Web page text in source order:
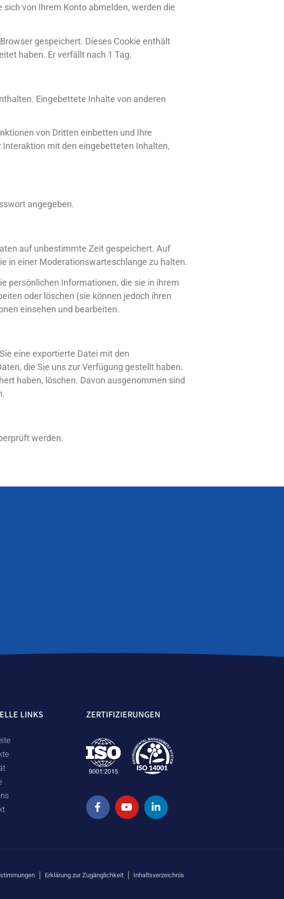
sich von Ihrem Konto abmelden, werden die
gespeichert. Dieses Cookie enthält
haben. Er verfällt nach 1 Tag.
Eingebettete Inhalte von anderen
von Dritten einbetten und Ihre
mit den eingebetteten Inhalten,
angegeben.
auf unbestimmte Zeit gespeichert. Auf
in einer Moderationswarteschlange zu halten.
persönlichen Informationen, die sie in ihrem
oder löschen (sie können jedoch ihren
einsehen und bearbeiten.
eine exportierte Datei mit den
die Sie uns zur Verfügung gestellt haben.
haben, löschen. Davon ausgenommen sind
werden.
LINKS ZERTIFIZIERUNGEN
Erklärung zur Zugänglichkeit Inhaltsverzeichnis